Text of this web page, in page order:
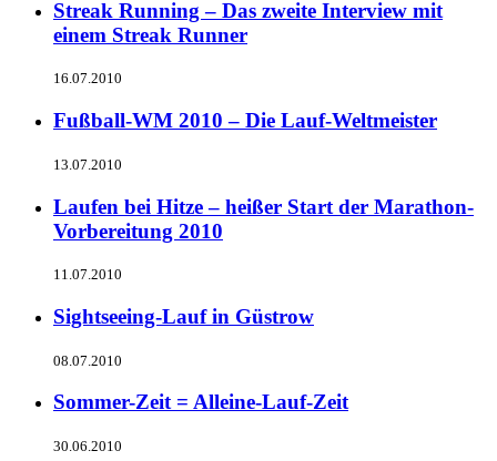
Streak Running – Das zweite Interview mit
einem Streak Runner
16.07.2010
Fußball-WM 2010 – Die Lauf-Weltmeister
13.07.2010
Laufen bei Hitze – heißer Start der Marathon-
Vorbereitung 2010
11.07.2010
Sightseeing-Lauf in Güstrow
08.07.2010
Sommer-Zeit = Alleine-Lauf-Zeit
30.06.2010